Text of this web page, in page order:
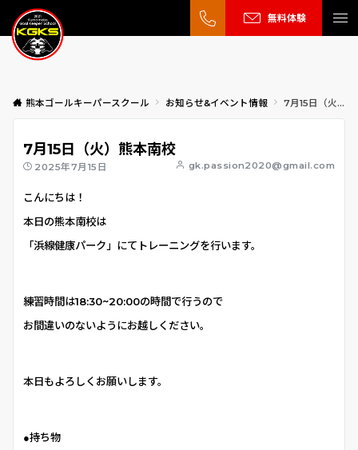
無料体験
熊本ゴールキーパースクール お知らせ&イベント情報 7月15日（火）熊本南校
7月15日（火）熊本南校
2025年7月15日 gk.passion2020@gmail.com
こんにちは！
本日の熊本南校は
「浜線健康パーク」にてトレーニングを行います。
練習時間は18:30~20:00の時間で行うので
お間違いのないようにお越しください。
本日もよろしくお願いします。
●持ち物